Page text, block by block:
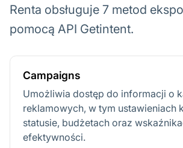
Renta obsługuje 7 metod
pomocą API Getintent.
Campaigns
Umożliwia dostęp do informacji o
reklamowych, w tym ustawieniach
statusie, budżetach oraz
efektywności.